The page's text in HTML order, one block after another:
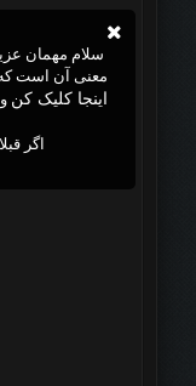
سلام مهمان
معنی آن است که
اینجا کلیک کن
اگر